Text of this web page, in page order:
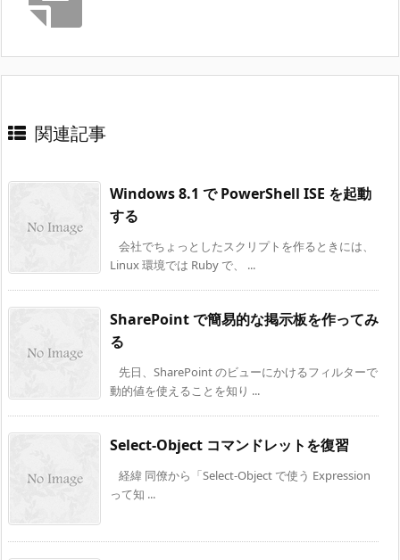
関連記事
Windows 8.1 で PowerShell ISE を起動
する
会社でちょっとしたスクリプトを作るときには、
Linux 環境では Ruby で、 ...
SharePoint で簡易的な掲示板を作ってみ
る
先日、SharePoint のビューにかけるフィルターで
動的値を使えることを知り ...
Select-Object コマンドレットを復習
経緯 同僚から「Select-Object で使う Expression
って知 ...